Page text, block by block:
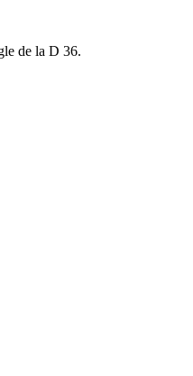
de la D 36.